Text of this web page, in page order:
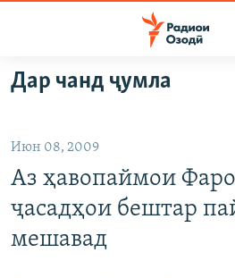
Ҷаҳиш
ба
аслӣ
ба
феҳристи
Ҷаҳиш
ГӮШАҲО
ҶОМЕА
САЛОМ, ХОҲАР
ТАҲҚИҚОТ
Дар чанд ҷумла
Июн 08, 2009
Аз ҳавопаймои
ҷасадҳои бештар
мешавад